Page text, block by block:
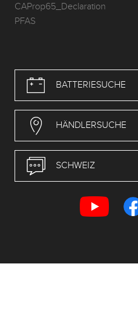
CAProp65_Declaration
PFAS
BATTERIESUCHE
HÄNDLERSUCHE
SCHWEIZ